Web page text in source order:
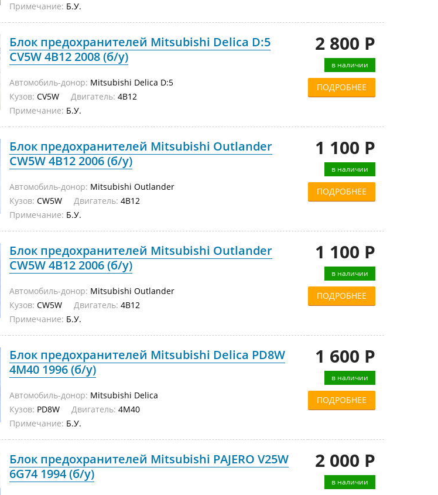
Примечание: Б.У.
Блок предохранителей Mitsubishi Delica D:5
CV5W 4B12 2008 (б/у)
Автомобиль-донор: Mitsubishi Delica D:5
Кузов: CV5W Двигатель: 4B12
Примечание: Б.У.
2 800 Р
в наличии
ПОДРОБНЕЕ
Блок предохранителей Mitsubishi Outlander
CW5W 4B12 2006 (б/у)
Автомобиль-донор: Mitsubishi Outlander
Кузов: CW5W Двигатель: 4B12
Примечание: Б.У.
1 100 Р
в наличии
ПОДРОБНЕЕ
Блок предохранителей Mitsubishi Outlander
CW5W 4B12 2006 (б/у)
Автомобиль-донор: Mitsubishi Outlander
Кузов: CW5W Двигатель: 4B12
Примечание: Б.У.
1 100 Р
в наличии
ПОДРОБНЕЕ
Блок предохранителей Mitsubishi Delica PD8W
4M40 1996 (б/у)
Автомобиль-донор: Mitsubishi Delica
Кузов: PD8W Двигатель: 4M40
Примечание: Б.У.
1 600 Р
в наличии
ПОДРОБНЕЕ
Блок предохранителей Mitsubishi PAJERO V25W
6G74 1994 (б/у)
2 000 Р
в наличии